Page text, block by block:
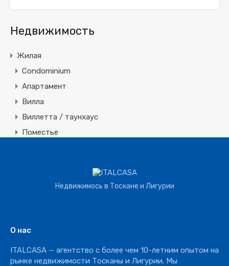
Недвижимость
Жилая
Condominium
Апартамент
Вилла
Виллетта / таунхаус
Поместье
Ресторан
Недвижимось в Тоскане и Лигурии
О нас
ITALCASA — агентство с более чем 10-летним опытом на
рынке недвижимости Тосканы и Лигурии. Мы